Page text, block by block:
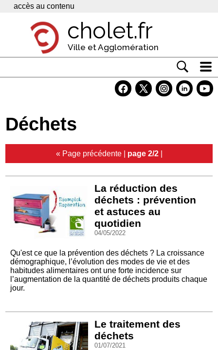
Panneau de gestion des cookies
accès au contenu
cholet.fr
Ville et Agglomération
Economie
Services
Déchets
« Page précédente| page 2/2|
La réduction des
déchets : prévention
et astuces au
quotidien
04/05/2022
Qu'est ce que la prévention des déchets ? La croissance
démographique, l’évolution des modes de vie et des
habitudes alimentaires ont une forte incidence sur
l’augmentation de la quantité de déchets produits chaque
jour.
Le traitement des
déchets
01/07/2021